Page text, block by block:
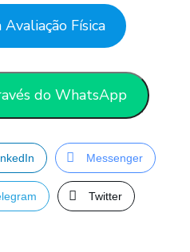
Física
do WhatsApp
Messenger
Twitter